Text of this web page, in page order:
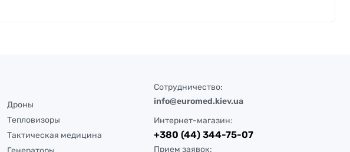
Дроны
Тепловизоры
Тактическая медицина
Сотрудничество:
info@euromed.kiev.ua
Интернет-магазин:
+380 (44) 344-75-07
Прием заявок: